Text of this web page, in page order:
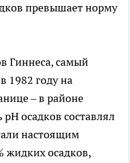
превышает норму
Гиннеса, самый
1982 году на
– в районе
осадков составлял
настоящим
жидких осадков,